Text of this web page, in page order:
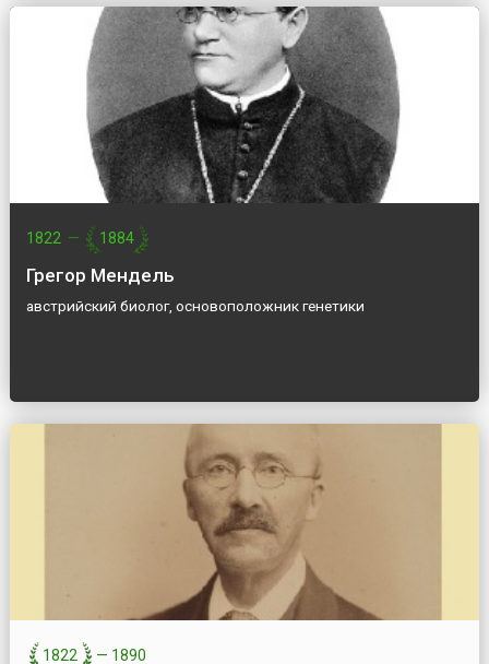
1822 — 1884
Грегор Мендель
австрийский биолог, основоположник генетики
1822 — 1890